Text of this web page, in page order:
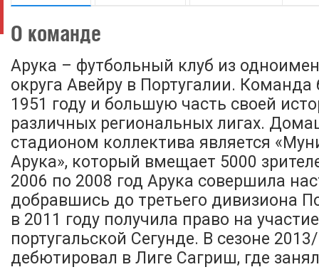
О команде
Арука – футбольный клуб из
округа Авейру в Португалии.
1951 году и большую часть своей
различных региональных лигах.
стадионом коллектива является
Арука», который вмещает 5000
2006 по 2008 год Арука совершила
добравшись до третьего дивизиона
в 2011 году получила право на
португальской Сегунде. В сезоне
дебютировал в Лиге Сагриш, где